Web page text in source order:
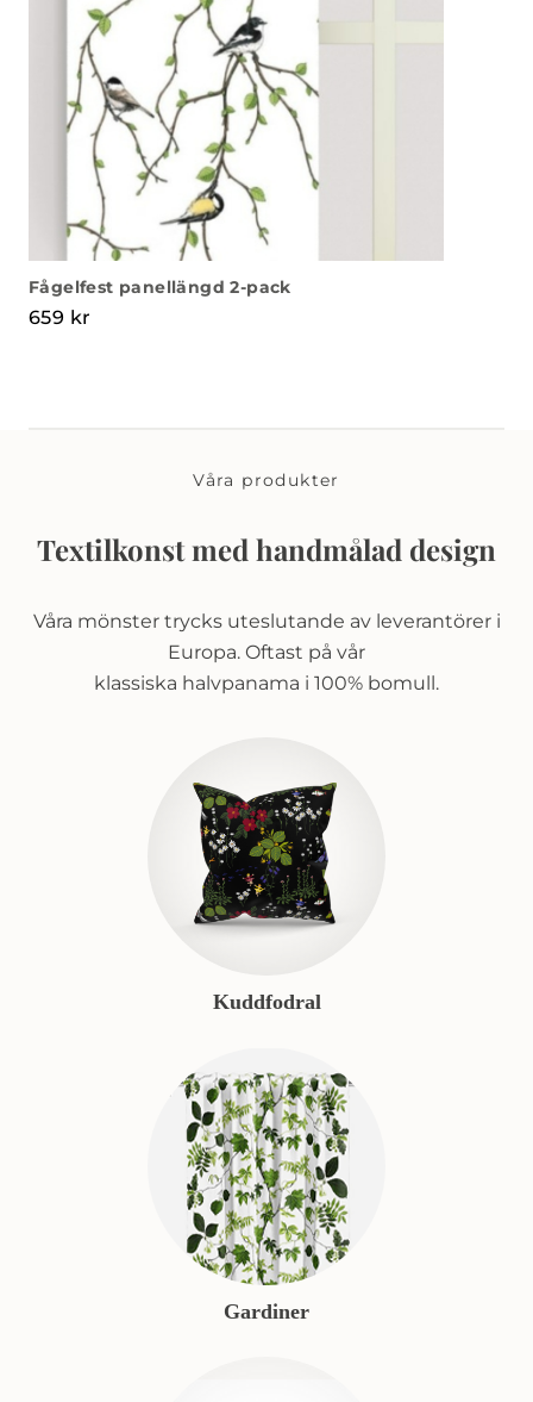
Fågelfest panellängd 2-pack
659 kr
Våra produkter
Textilkonst med handmålad design
Våra mönster trycks uteslutande av leverantörer i
Europa. Oftast på vår
klassiska halvpanama i 100% bomull.
Kuddfodral
Gardiner